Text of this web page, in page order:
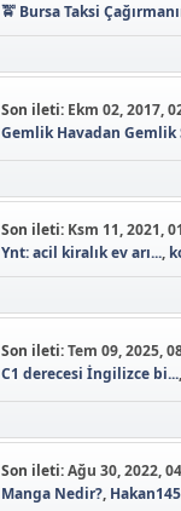
🚖 Bursa Taksi
Son ileti: Ekm 02, 2017,
Gemlik Havadan Gemlik
Son ileti: Ksm 11, 2021,
Ynt: acil kiralık ev arı...,
Son ileti:Tem 09, 2025,
C1 derecesi İngilizce bi...
Son ileti:Ağu 30, 2022,
Manga Nedir?,